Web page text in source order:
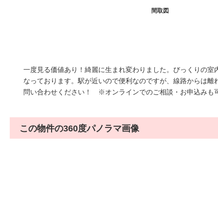
間取図
一度見る価値あり！綺麗に生まれ変わりました。びっくりの
なっております。駅が近いので便利なのですが、線路からは
問い合わせください！ ※オンラインでのご相談・お申込みも
この物件の360度パノラマ画像